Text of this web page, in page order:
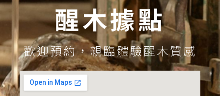
醒木據點
歡迎預約，親臨體驗醒木質感